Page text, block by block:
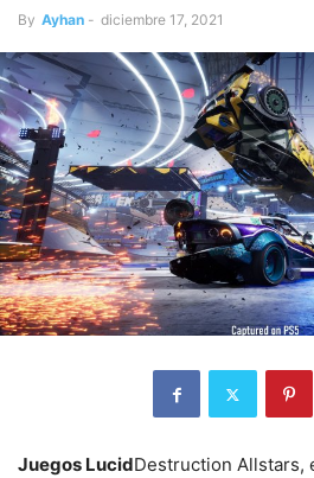
By Ayhan - diciembre 17, 2021
Juegos LucidDestruction Allstars,